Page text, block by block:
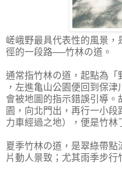
嵯峨野最具代表性的風景
徑的一段路──竹林の道。
通常指竹林の道，起點為「
，左進亀山公園便回到保
會被地圖的指示錯誤引導
園，向北門出，再行一小
力車經過之地），便是竹林
夏季竹林の道，是翠綠帶
片動人景致；尤其雨季步行